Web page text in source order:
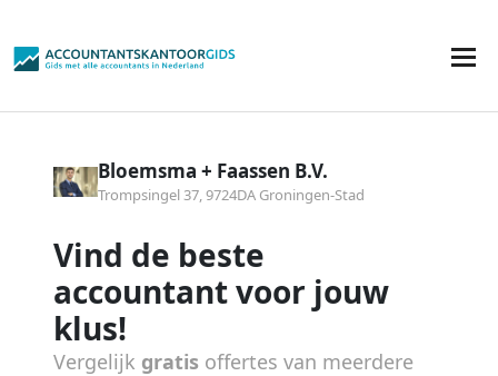
Bloemsma + Faassen B.V.
Trompsingel 37, 9724DA Groningen-Stad
Vind de beste
accountant voor jouw
klus!
Vergelijk gratis offertes van meerdere